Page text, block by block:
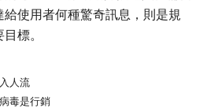
使用者何種驚奇訊息，則是規
標。
人流
毒是行銷